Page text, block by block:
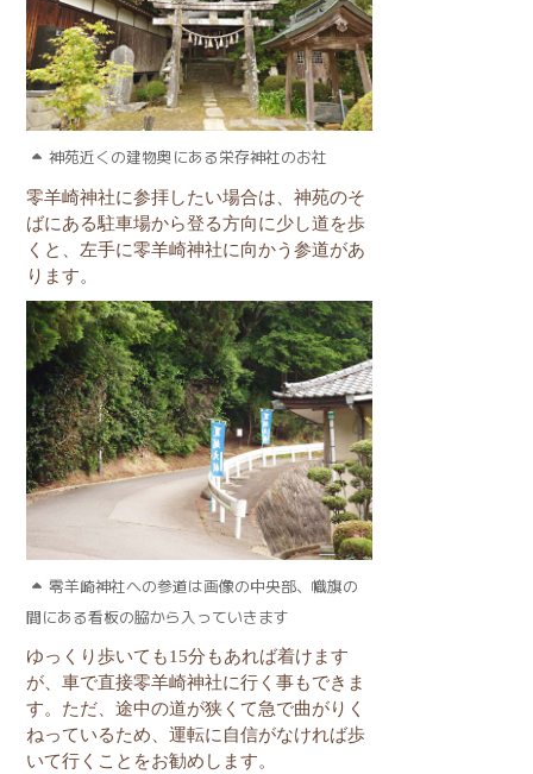
神苑近くの建物奥にある栄存神社のお社
零羊崎神社に参拝したい場合は、神苑のそ
ばにある駐車場から登る方向に少し道を歩
くと、左手に零羊崎神社に向かう参道があ
ります。
零羊崎神社への参道は画像の中央部、幟旗の
間にある看板の脇から入っていきます
ゆっくり歩いても15分もあれば着けます
が、車で直接零羊崎神社に行く事もできま
す。ただ、途中の道が狭くて急で曲がりく
ねっているため、運転に自信がなければ歩
いて行くことをお勧めします。